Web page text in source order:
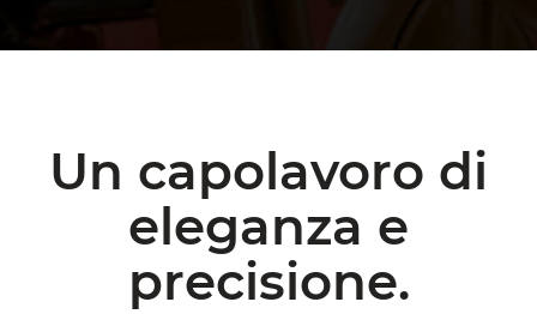
Un capolavoro di
eleganza e
precisione.